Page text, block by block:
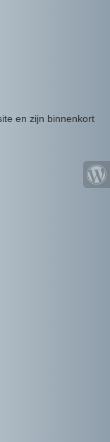
en zijn binnenkort